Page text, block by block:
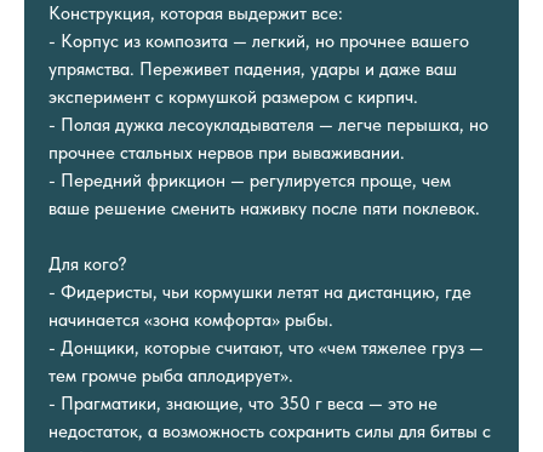
Конструкция, которая выдержит все:
- Корпус из композита — легкий, но прочнее вашего
упрямства. Переживет падения, удары и даже ваш
эксперимент с кормушкой размером с кирпич.
- Полая дужка лесоукладывателя — легче перышка, но
прочнее стальных нервов при вываживании.
- Передний фрикцион — регулируется проще, чем
ваше решение сменить наживку после пяти поклевок.
Для кого?
- Фидеристы, чьи кормушки летят на дистанцию, где
начинается «зона комфорта» рыбы.
- Донщики, которые считают, что «чем тяжелее груз —
тем громче рыба аплодирует».
- Прагматики, знающие, что 350 г веса — это не
недостаток, а возможность сохранить силы для битвы с